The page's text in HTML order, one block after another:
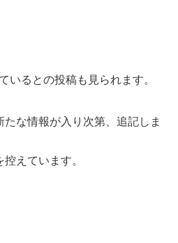
るとの投稿も見られます。
な情報が入り次第、追記しま
えています。